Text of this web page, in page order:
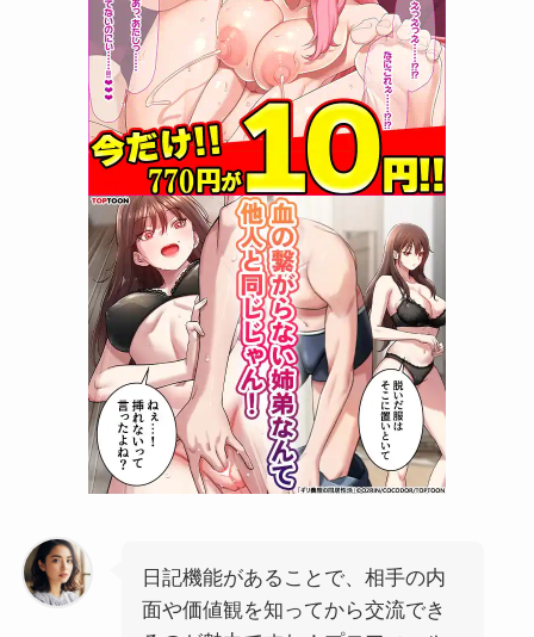
日記機能があることで、相手の内
面や価値観を知ってから交流でき